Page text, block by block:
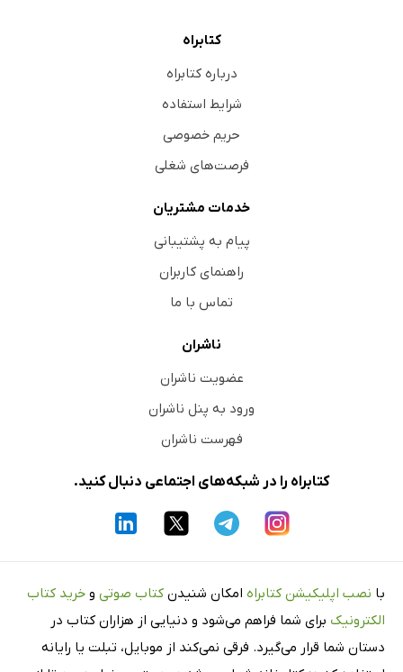
کتابراه
درباره کتابراه
شرایط استفاده
حریم خصوصی
فرصت‌های شغلی
خدمات مشتریان
پیام به پشتیبانی
راهنمای کاربران
تماس با ما
ناشران
عضویت ناشران
ورود به پنل ناشران
فهرست ناشران
کتابراه را در شبکه‌های اجتماعی دنبال کنید.
با نصب اپلیکیشن کتابراه امکان شنیدن کتاب صوتی و خرید کتاب
الکترونیک برای شما فراهم می‌شود و دنیایی از هزاران کتاب در
دستان شما قرار می‌گیرد. فرقی نمی‌کند از موبایل، تبلت یا رایانه